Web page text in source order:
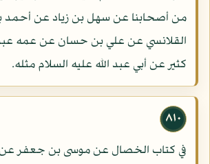
من أصحابنا عن سهل بن زياد عن
القلانسي عن علي بن حسان عن عمه
كثير عن أبي عبد الله عليه السلام مثله.
٨١٠
في كتاب الخصال عن موسى بن جعفر